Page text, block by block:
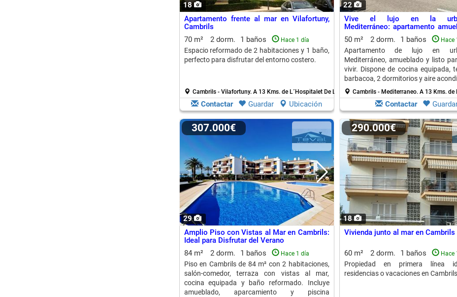
18
Apartamento frente al mar en Vilafortuny,
Cambrils
70 m²
2 dorm. 1 baños Hace 1 día
Espacio reformado de 2 habitaciones y 1 baño,
perfecto para disfrutar del entorno costero.
Cambrils - Vilafortuny. A 13 Kms. de L´Hospitalet De L´Infant
Contactar Guardar Ubicación
22
Vive el lujo en la
Mediterráneo: apartamento
terraza y barbacoa
50 m² 2 dorm. 1 baños Hace
Apartamento de lujo en
Mediterráneo, amueblado y listo
vivir. Dispone de cocina equipada,
barbacoa, 2 dormitorios y aire
Cambrils - Mediterraneo. A 13 Kms. de
Contactar
29
307.000€
Amplio Piso con Vistas al Mar en Cambrils:
Ideal para Disfrutar del Verano
84 m²
2 dorm. 1 baños Hace 1 día
Piso en Cambrils de 84 m² con 2 habitaciones,
salón-comedor, terraza con vistas al mar,
cocina equipada y baño reformado. Incluye
amueblado, aparcamiento y piscina
18
290.000€
Vivienda junto al mar en
60 m² 2 dorm. 1 baños Hace
Propiedad en primera línea
residencias o vacaciones en